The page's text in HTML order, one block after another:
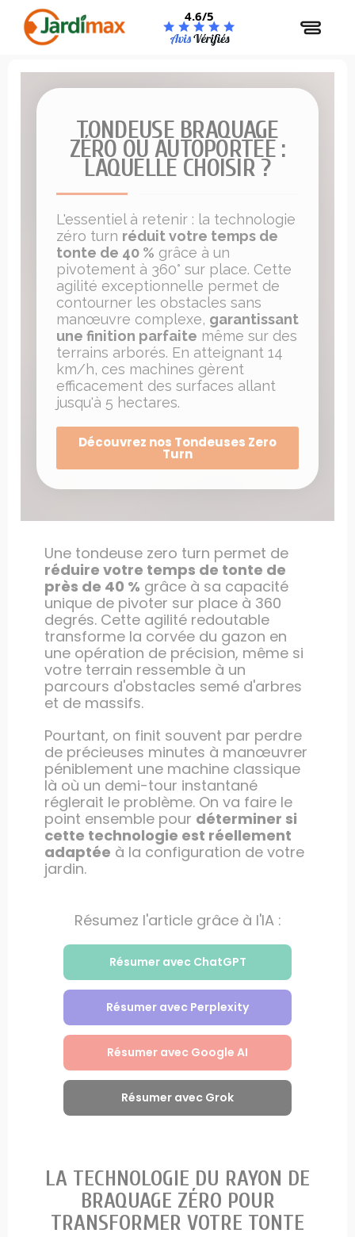
4.6/5
TONDEUSE BRAQUAGE
ZÉRO OU AUTOPORTÉE :
LAQUELLE CHOISIR ?
L'essentiel à retenir : la technologie
zéro turn réduit votre temps de
tonte de 40 % grâce à un
pivotement à 360° sur place. Cette
agilité exceptionnelle permet de
contourner les obstacles sans
manœuvre complexe, garantissant
une finition parfaite même sur des
terrains arborés. En atteignant 14
km/h, ces machines gèrent
efficacement des surfaces allant
jusqu'à 5 hectares.
Découvrez nos Tondeuses Zero
Turn
Une tondeuse zero turn permet de
réduire votre temps de tonte de
près de 40 % grâce à sa capacité
unique de pivoter sur place à 360
degrés. Cette agilité redoutable
transforme la corvée du gazon en
une opération de précision, même si
votre terrain ressemble à un
parcours d'obstacles semé d'arbres
et de massifs.
Pourtant, on finit souvent par perdre
de précieuses minutes à manœuvrer
péniblement une machine classique
là où un demi-tour instantané
réglerait le problème. On va faire le
point ensemble pour déterminer si
cette technologie est réellement
adaptée à la configuration de votre
jardin.
Résumez l'article grâce à l'IA :
Résumer avec ChatGPT
Résumer avec Perplexity
Résumer avec Google AI
Résumer avec Grok
LA TECHNOLOGIE DU RAYON DE
BRAQUAGE ZÉRO POUR
TRANSFORMER VOTRE TONTE
Panneau de gestion des cookies